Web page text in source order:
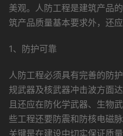
美观。人防工程是建筑产品
筑产品质量基本要求外，还
1、防护可靠
人防工程必须具有完善的防
规武器及核武器冲击波方面
且还应在防化学武器、生物
些工程还要防震和防核电磁
关键是在建设中切实保证质